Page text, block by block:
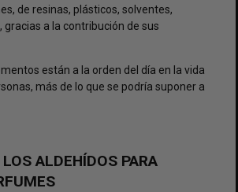
de resinas, plásticos, solventes,
gracias a la contribución de sus
están a la orden del día en la vida
más de lo que se podría suponer a
ALDEHÍDOS PARA